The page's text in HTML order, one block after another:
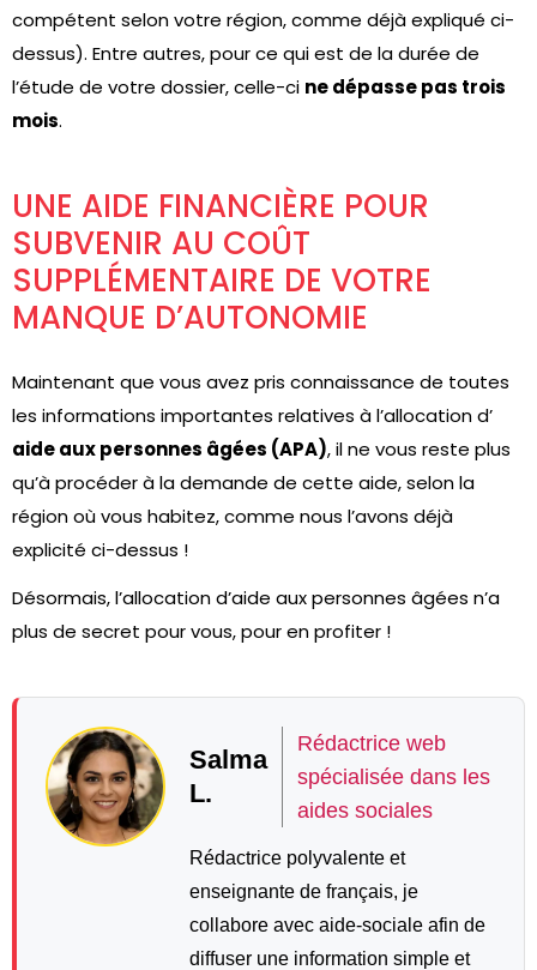
compétent selon votre région, comme déjà expliqué ci-
dessus). Entre autres, pour ce qui est de la durée de
l’étude de votre dossier, celle-ci ne dépasse pas trois
mois.
UNE AIDE FINANCIÈRE POUR
SUBVENIR AU COÛT
SUPPLÉMENTAIRE DE VOTRE
MANQUE D’AUTONOMIE
Maintenant que vous avez pris connaissance de toutes
les informations importantes relatives à l’allocation d’
aide aux personnes âgées (APA), il ne vous reste plus
qu’à procéder à la demande de cette aide, selon la
région où vous habitez, comme nous l’avons déjà
explicité ci-dessus !
Désormais, l’allocation d’aide aux personnes âgées n’a
plus de secret pour vous, pour en profiter !
Salma
L.
Rédactrice web
spécialisée dans les
aides sociales
Rédactrice polyvalente et
enseignante de français, je
collabore avec aide-sociale afin de
diffuser une information simple et